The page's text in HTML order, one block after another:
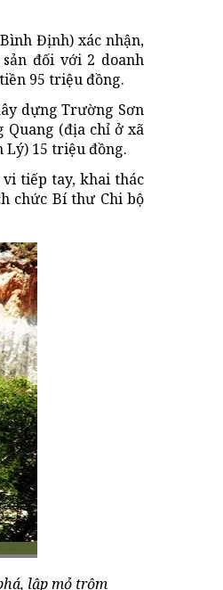
Định) xác nhận,
đối với 2 doanh
95 triệu đồng.
dựng Trường Sơn
Quang (địa chỉ ở xã
Lý) 15 triệu đồng.
vi tiếp tay, khai thác
chức Bí thư Chi bộ
lập mỏ trộm